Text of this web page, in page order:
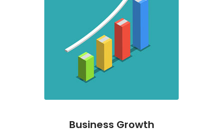
Business Growth